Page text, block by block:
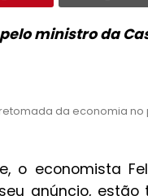
ministro da
da economia no
o economista
anúncio,